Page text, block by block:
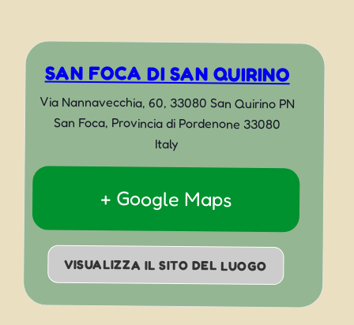
SAN FOCA DI SAN QUIRINO
Via Nannavecchia, 60, 33080 San Quirino PN
San Foca, Provincia di Pordenone 33080
Italy
+ Google Maps
VISUALIZZA IL SITO DEL LUOGO